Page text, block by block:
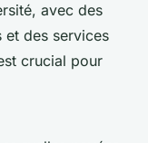
avec des
et des services
crucial pour